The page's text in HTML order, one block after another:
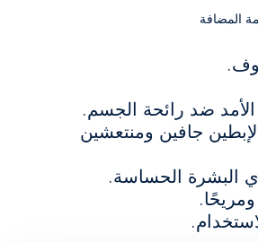
المضافة
ضد رائحة الجسم.
جافين ومنتعشين
البشرة الحساسة.